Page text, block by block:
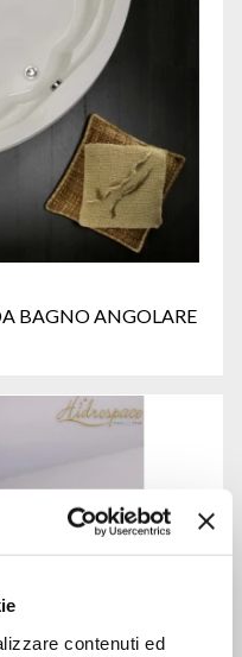
contenuti ed
BAGNO ANGOLARE